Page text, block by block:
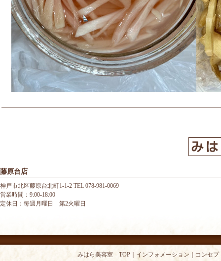
藤原台店
神戸市北区藤原台北町1-1-2 TEL 078-981-0069
営業時間：9:00-18:00
定休日：毎週月曜日 第2火曜日
みはら美容室 TOP インフォメーション コンセプ